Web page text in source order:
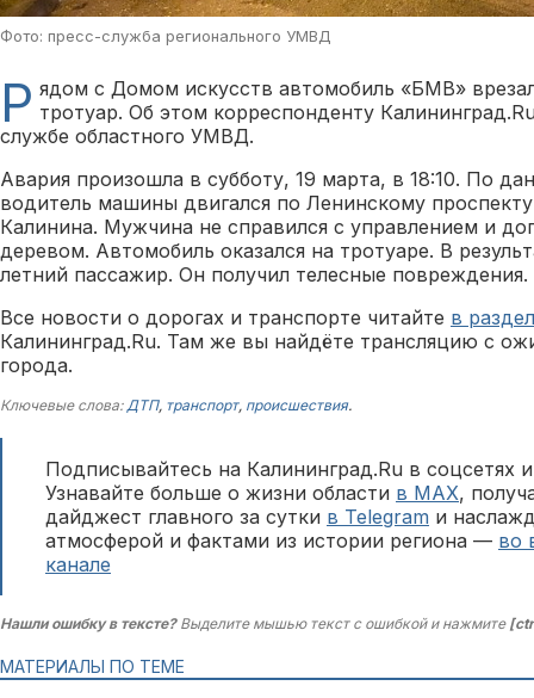
Фото: пресс-служба регионального УМВД
Р ядом с Домом искусств автомобиль «БМВ»
тротуар. Об этом корреспонденту
службе областного УМВД.
Авария произошла в субботу, 19 марта, в 18:10. По
водитель машины двигался по Ленинскому
Калинина. Мужчина не справился с управлением и
деревом. Автомобиль оказался на тротуаре. В
летний пассажир. Он получил телесные повреждения.
Все новости о дорогах и транспорте читайте в
Калининград.Ru. Там же вы найдёте трансляцию с
города.
Ключевые слова:ДТП, транспорт, происшествия.
Подписывайтесь на Калининград.Ru в соцсетях
Узнавайте больше о жизни области в MAX,
дайджест главного за сутки в Telegram и
атмосферой и фактами из истории региона — во
канале
Нашли ошибку в тексте?Выделите мышью текст с ошибкой и нажмите
МАТЕРИАЛЫ ПО ТЕМЕ